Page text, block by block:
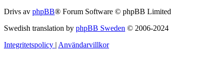
Drivs av phpBB® Forum Software © phpBB Limited
Swedish translation by phpBB Sweden © 2006-2024
Integritetspolicy | Användarvillkor